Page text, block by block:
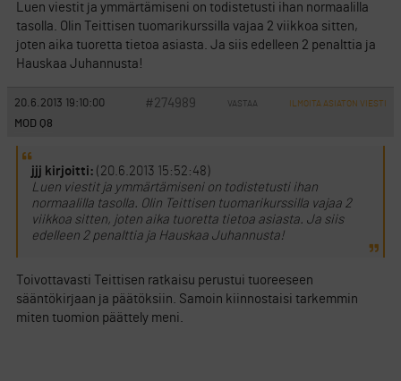
Luen viestit ja ymmärtämiseni on todistetusti ihan normaalilla
tasolla. Olin Teittisen tuomarikurssilla vajaa 2 viikkoa sitten,
joten aika tuoretta tietoa asiasta. Ja siis edelleen 2 penalttia ja
Hauskaa Juhannusta!
20.6.2013 19:10:00 #274989 VASTAA ILMOITA ASIATON VIESTI
MOD Q8
jjj kirjoitti: (20.6.2013 15:52:48)
Luen viestit ja ymmärtämiseni on todistetusti ihan
normaalilla tasolla. Olin Teittisen tuomarikurssilla vajaa 2
viikkoa sitten, joten aika tuoretta tietoa asiasta. Ja siis
edelleen 2 penalttia ja Hauskaa Juhannusta!
Toivottavasti Teittisen ratkaisu perustui tuoreeseen
sääntökirjaan ja päätöksiin. Samoin kiinnostaisi tarkemmin
miten tuomion päättely meni.